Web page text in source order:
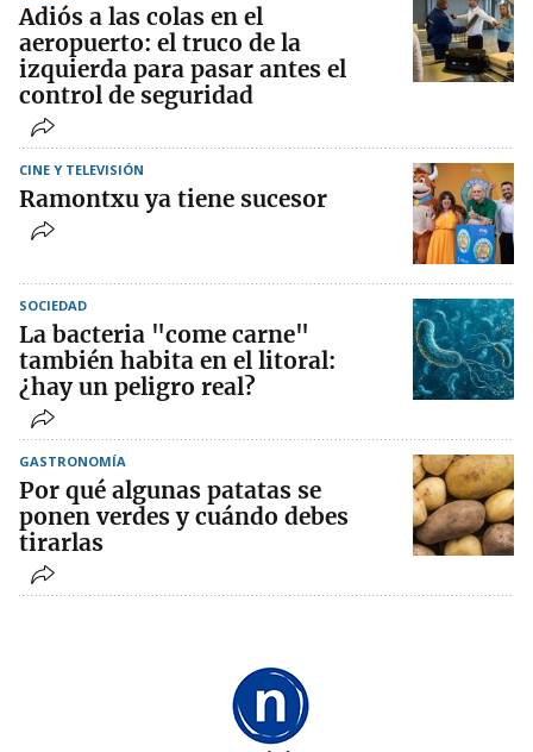
Adiós a las colas en el
aeropuerto: el truco de la
izquierda para pasar antes el
control de seguridad
CINE Y TELEVISIÓN
Ramontxu ya tiene sucesor
SOCIEDAD
La bacteria "come carne"
también habita en el litoral:
¿hay un peligro real?
GASTRONOMÍA
Por qué algunas patatas se
ponen verdes y cuándo debes
tirarlas